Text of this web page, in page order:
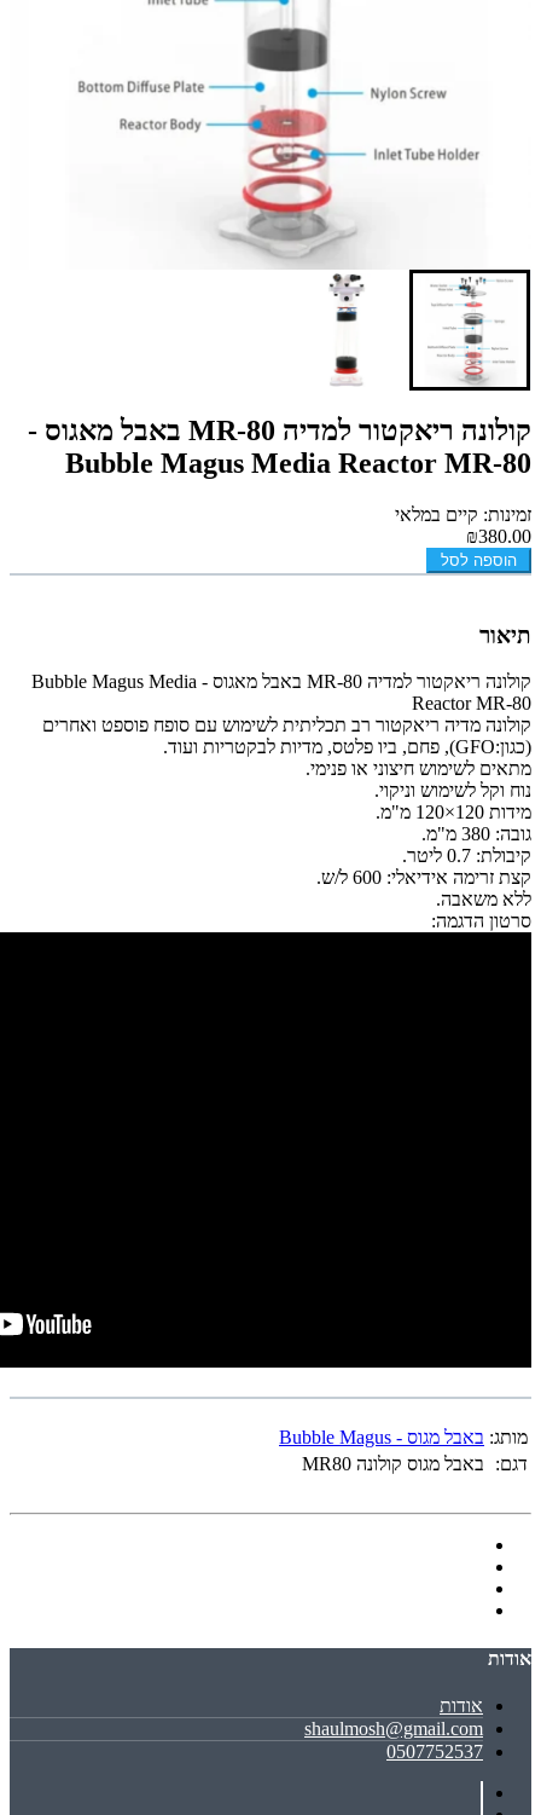
קולונה ריאקטור למדיה MR-80 באבל מאגוס -
Bubble Magus Media Reactor MR-80
זמינות: קיים במלאי
₪380.00
הוספה לסל
תיאור
קולונה ריאקטור למדיה MR-80 באבל מאגוס - Bubble Magus Media
Reactor MR-80
קולונה מדיה ריאקטור רב תכליתית לשימוש עם סופח פוספט ואחרים
(כגון:GFO), פחם, ביו פלטס, מדיות לבקטריות ועוד.
מתאים לשימוש חיצוני או פנימי.
נוח וקל לשימוש וניקוי.
מידות 120×120 מ"מ.
גובה: 380 מ"מ.
קיבולת: 0.7 ליטר.
קצת זרימה אידיאלי: 600 ל/ש.
ללא משאבה.
סרטון הדגמה:
מותג: באבל מגוס - Bubble Magus
דגם:
באבל מגוס קולונה MR80
אודות
אודות
shaulmosh@gmail.com
0507752537